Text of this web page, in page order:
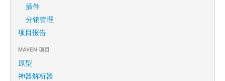
插件
分销管理
项目报告
MAVEN 项目
原型
神器解析器